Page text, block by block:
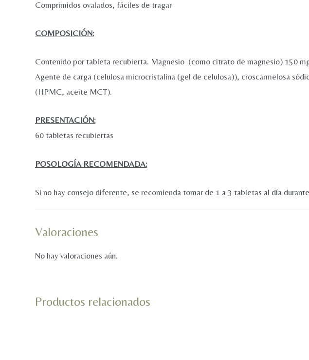
Comprimidos ovalados, fáciles de tragar
COMPOSICIÓN:
Contenido por tableta recubierta. Magnesio (como citrato de magnesio) 150
Agente de carga (celulosa microcristalina (gel de celulosa)), croscarmelosa
(HPMC, aceite MCT).
PRESENTACIÓN:
60 tabletas recubiertas
POSOLOGÍA RECOMENDADA:
Si no hay consejo diferente, se recomienda tomar de 1 a 3 tabletas al día
Valoraciones
No hay valoraciones aún.
Productos relacionados